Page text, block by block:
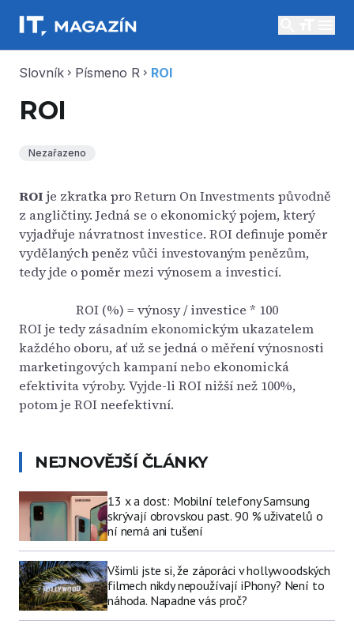
Slovník chevron_right Písmeno R chevron_right ROI
ROI
Nezařazeno
ROI je zkratka pro Return On Investments původně
z angličtiny. Jedná se o ekonomický pojem, který
vyjadřuje návratnost investice. ROI definuje poměr
vydělaných peněz vůči investovaným penězům,
tedy jde o poměr mezi výnosem a investicí.
ROI (%) = výnosy / investice * 100
ROI je tedy zásadním ekonomickým ukazatelem
každého oboru, ať už se jedná o měření výnosnosti
marketingových kampaní nebo ekonomická
efektivita výroby. Vyjde-li ROI nižší než 100%,
potom je ROI neefektivní.
NEJNOVĚJŠÍ ČLÁNKY
13 x a dost: Mobilní telefony Samsung
skrývají obrovskou past. 90 % uživatelů o
ní nemá ani tušení
Všimli jste si, že záporáci v hollywoodských
filmech nikdy nepoužívají iPhony? Není to
náhoda. Napadne vás proč?